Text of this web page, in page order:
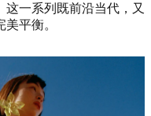
一系列既前沿当代，又
平衡。